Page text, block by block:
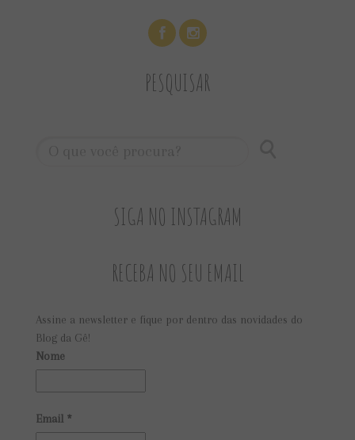
PESQUISAR
SIGA NO INSTAGRAM
RECEBA NO SEU EMAIL
Assine a newsletter e fique por dentro das novidades do
Blog da Gê!
Nome
Email *